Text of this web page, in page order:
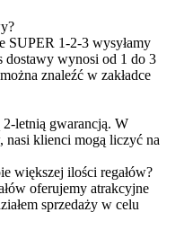
SUPER 1-2-3 wysyłamy
dostawy wynosi od 1 do 3
znaleźć w zakładce
2-letnią gwarancją. W
klienci mogą liczyć na
większej ilości regałów?
oferujemy atrakcyjne
sprzedaży w celu